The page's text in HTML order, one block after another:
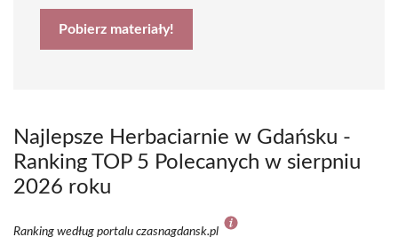
Pobierz materiały!
Najlepsze Herbaciarnie w Gdańsku -
Ranking TOP 5 Polecanych w sierpniu
2026 roku
Ranking według portalu czasnagdansk.pl